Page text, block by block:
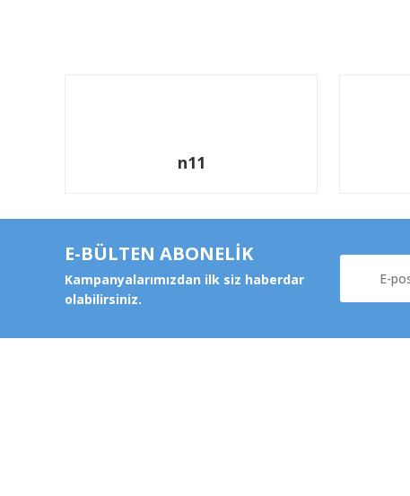
n11
E-BÜLTEN ABONELİK
Kampanyalarımızdan ilk siz haberdar
olabilirsiniz.